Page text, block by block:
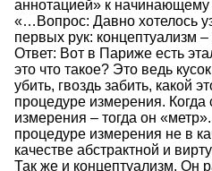
аннотацией» к
«…Вопрос: Давно хотелось
первых рук: концептуализм –
Ответ: Вот в Париже есть
это что такое? Это ведь
убить, гвоздь забить, какой
процедуре измерения. Когда
измерения – тогда он
процедуре измерения не в
качестве абстрактной и
Так же и концептуализм. Он